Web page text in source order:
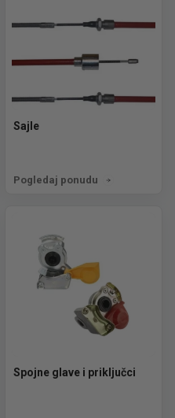
Sajle
Pogledaj ponudu
Spojne glave i priključci